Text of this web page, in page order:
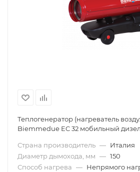
Теплогенератор (нагреватель
Biemmedue EC 32 мобильный
Страна производитель — Италия
Диаметр дымохода, мм — 150
Способ нагрева — Непрямого